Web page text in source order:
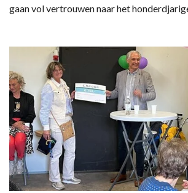
gaan vol vertrouwen naar het